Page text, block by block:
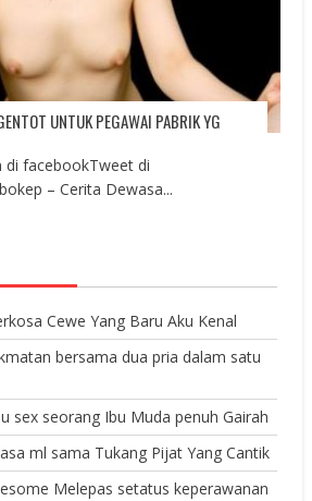
UNTUK PEGAWAI PABRIK YG
di facebookTweet di
– Cerita Dewasa...
Cewe Yang Baru Aku Kenal
bersama dua pria dalam satu
sex seorang Ibu Muda penuh Gairah
ml sama Tukang Pijat Yang Cantik
Melepas setatus keperawanan